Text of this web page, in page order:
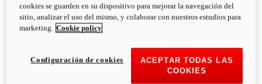
cookies se guarden en su dispositivo para mejorar la navegación del
sitio, analizar el uso del mismo, y colaborar con nuestros estudios para
marketing. Cookie policy
ACEPTAR TODAS LAS
COOKIES
Configuración de cookies